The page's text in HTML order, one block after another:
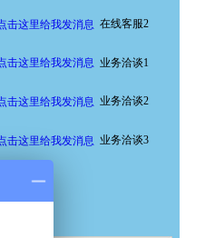
在线客服2
业务洽谈1
业务洽谈2
业务洽谈3